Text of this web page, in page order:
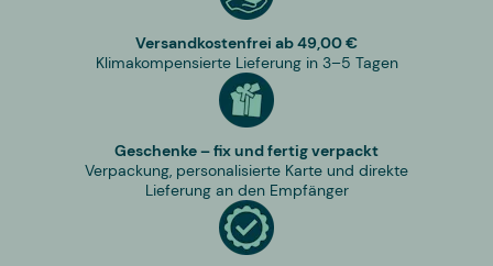
Versandkostenfrei ab 49,00 €
Klimakompensierte Lieferung in 3–5 Tagen
Geschenke – fix und fertig verpackt
Verpackung, personalisierte Karte und direkte
Lieferung an den Empfänger